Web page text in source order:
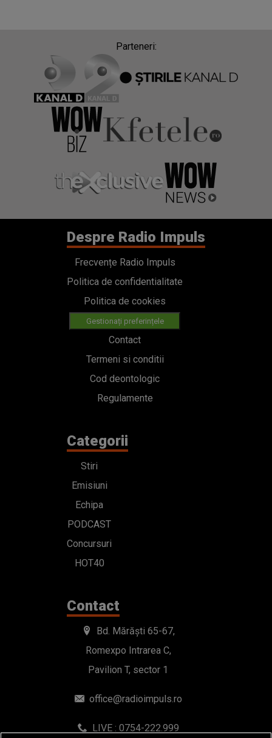
Parteneri:
Despre Radio Impuls
Frecvențe Radio Impuls
Politica de confidentialitate
Politica de cookies
Gestionați preferințele
Contact
Termeni si conditii
Cod deontologic
Regulamente
Categorii
Stiri
Emisiuni
Echipa
PODCAST
Concursuri
HOT40
Contact
Bd. Mărăști 65-67,
Romexpo Intrarea C,
Pavilion T, sector 1
office@radioimpuls.ro
LIVE : 0754-222.999